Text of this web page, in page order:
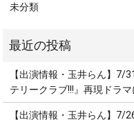
未分類
【出演情報・玉井らん】7/
テリークラブ!!!』再現ドラマ
【出演情報・玉井らん】7/